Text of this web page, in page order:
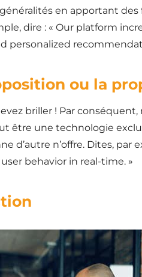
en apportant
dire : « Our platform
personalized
ou la
briller ! Par
être une technologie
d’autre n’offre. Dites, par
behavior in real-time. »